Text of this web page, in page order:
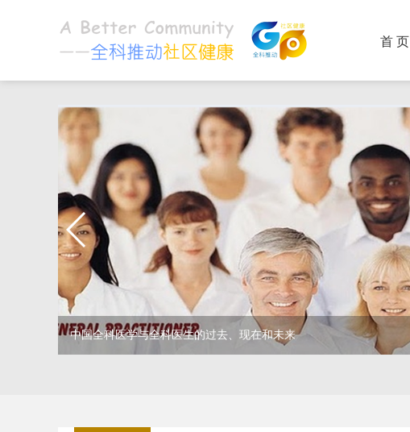
首 页
中国全科医学与全科医生的过去、现在和未来